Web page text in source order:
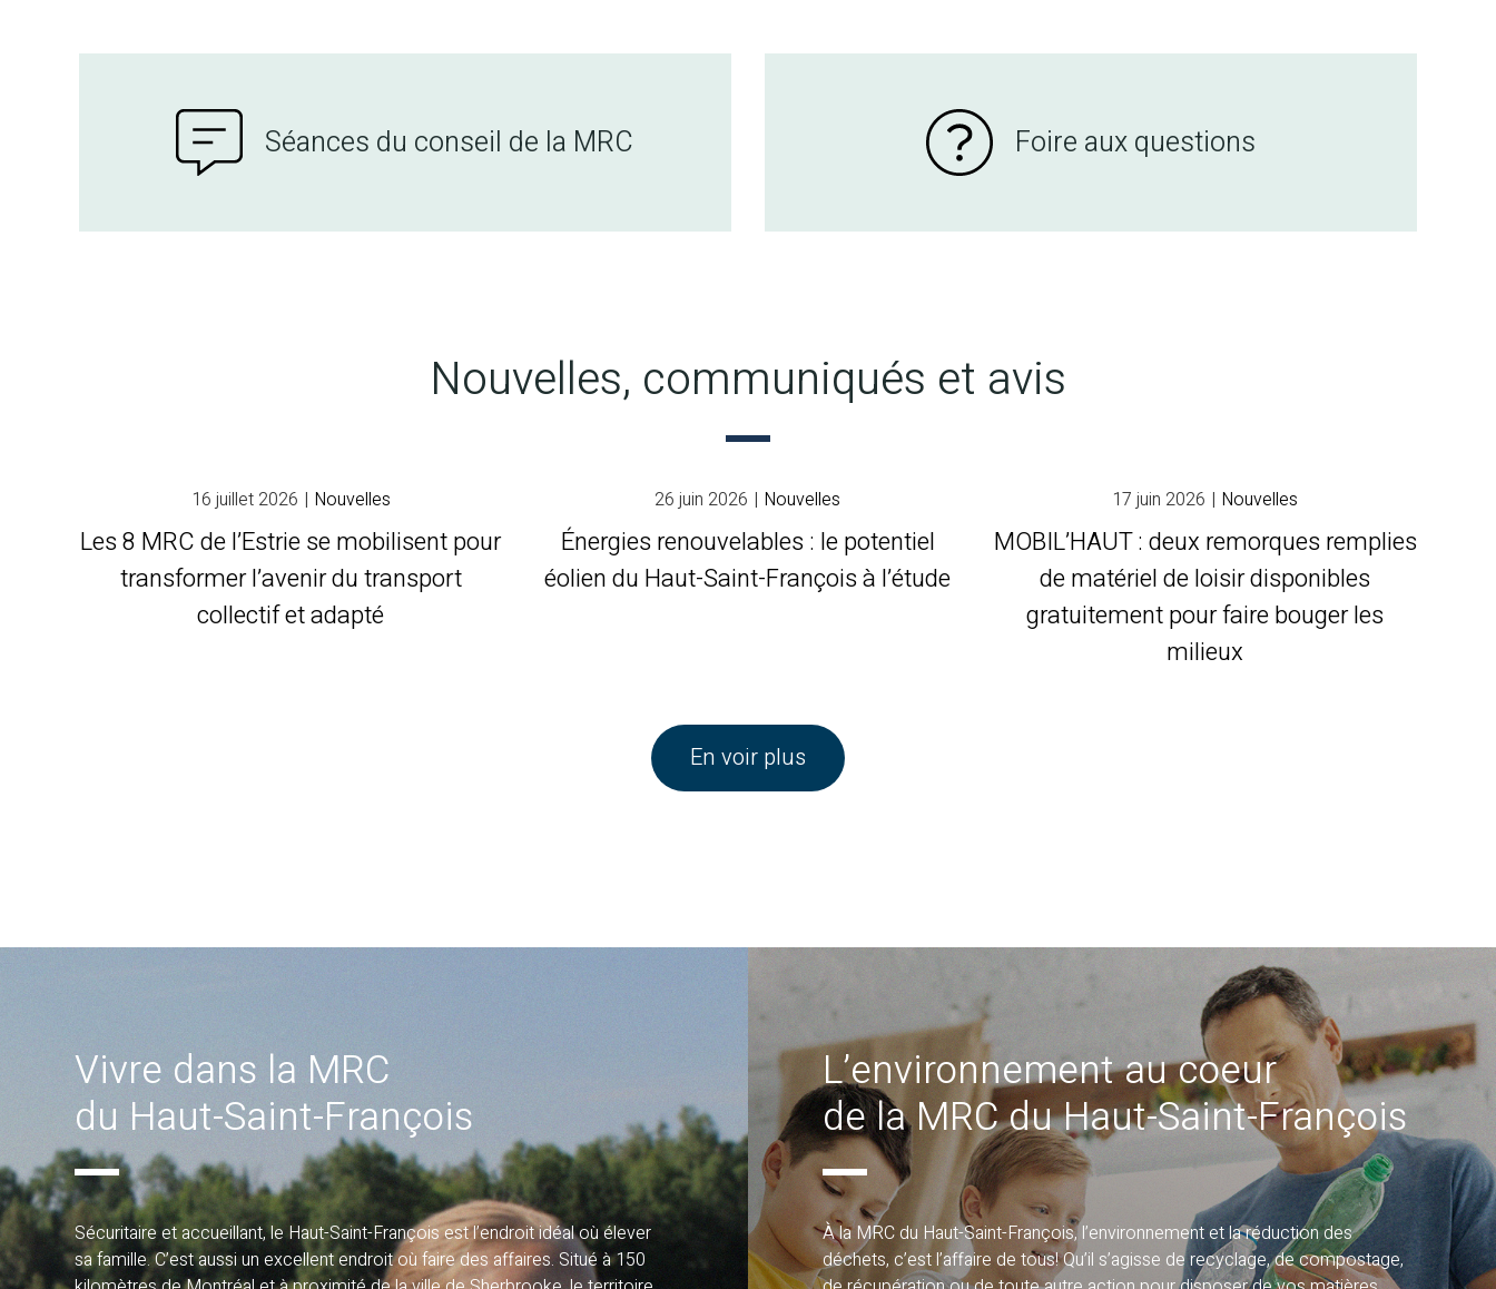
Séances du conseil de la MRC Foire aux questions
Nouvelles, communiqués et avis
Les 8 MRC de l’Estrie se mobilisent pour
transformer l’avenir du transport
collectif et adapté
16 juillet 2026 | Nouvelles
Énergies renouvelables : le potentiel
éolien du Haut-Saint-François à l’étude
26 juin 2026 | Nouvelles
MOBIL’HAUT : deux remorques remplies
de matériel de loisir disponibles
gratuitement pour faire bouger les
milieux
17 juin 2026 | Nouvelles
En voir plus
Vivre dans la MRC
du Haut-Saint-François
Sécuritaire et accueillant, le Haut-Saint-François est l’endroit idéal où élever
sa famille. C’est aussi un excellent endroit où faire des affaires. Situé à 150
L’environnement au coeur
de la MRC du Haut-Saint-François
À la MRC du Haut-Saint-François, l’environnement et la réduction des
déchets, c’est l’affaire de tous! Qu’il s’agisse de recyclage, de compostage,